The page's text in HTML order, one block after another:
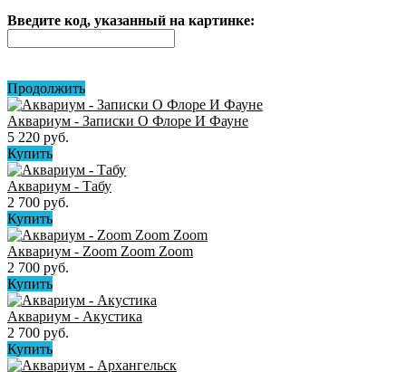
Введите код, указанный на картинке:
Продолжить
Аквариум - Записки О Флоре И Фауне
5 220 руб.
Купить
Аквариум - Табу
2 700 руб.
Купить
Аквариум - Zoom Zoom Zoom
2 700 руб.
Купить
Аквариум - Акустика
2 700 руб.
Купить